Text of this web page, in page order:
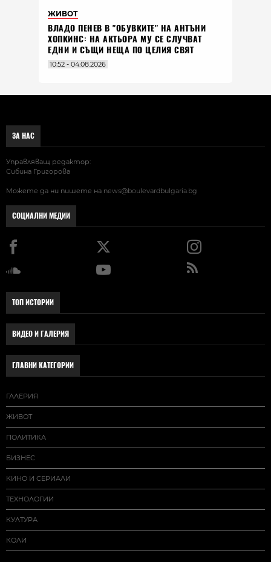
ЖИВОТ
ВЛАДO ПЕНЕВ В "ОБУВКИТЕ" НА АНТЪНИ
ХОПКИНС: НА АКТЬОРА МУ СЕ СЛУЧВАТ
ЕДНИ И СЪЩИ НЕЩА ПО ЦЕЛИЯ СВЯТ
10:52 - 04.08.2026
ЗА НАС
Управляващ редактор:
Сибина Григорова
Можете да ни пишете на news@boulevardbulgaria.bg
СОЦИАЛНИ МЕДИИ
ТОП ИСТОРИИ
ВИДЕО И ГАЛЕРИЯ
ГЛАВНИ КАТЕГОРИИ
ГАЛЕРИЯ
ЖИВОТ
ПОЛИТИКА
БИЗНЕС
КИНО И СЕРИАЛИ
ТЕХНОЛОГИИ
КУЛТУРА
КОЛИ